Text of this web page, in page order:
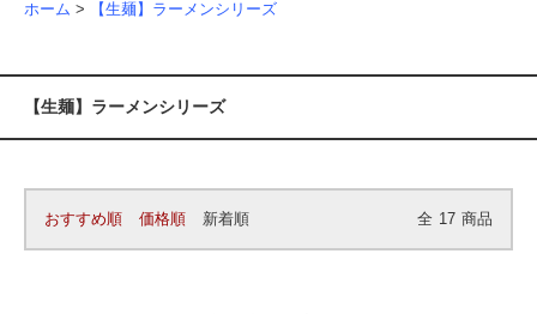
ホーム > 【生麺】ラーメンシリーズ
【生麺】ラーメンシリーズ
おすすめ順 価格順 新着順 全 17 商品